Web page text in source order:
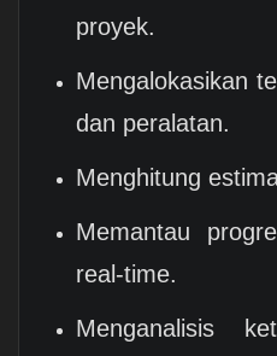
proyek.
Mengalokasikan
dan peralatan.
Menghitung
Memantau
real-time.
Menganalisis